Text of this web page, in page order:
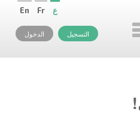
En Fr ع
التسجيل الدخول